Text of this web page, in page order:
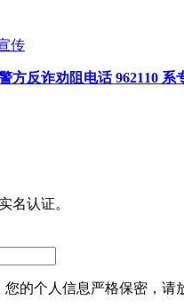
传
方反诈劝阻电话 962110
名认证。
您的个人信息严格保密，请